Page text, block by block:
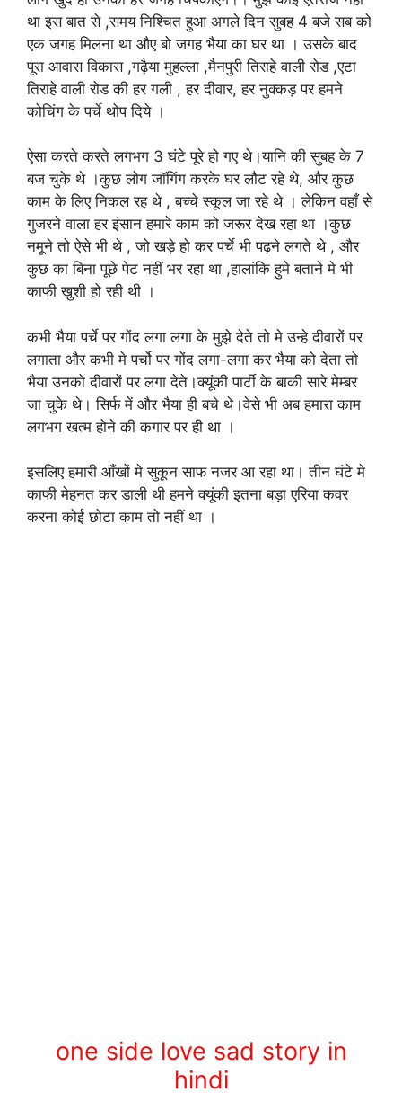
था इस बात से ,समय निश्चित हुआ अगले दिन सुबह 4 बजे सब को
एक जगह मिलना था औए बो जगह भैया का घर था । उसके बाद
पूरा आवास विकास ,गढ़ैया मुहल्ला ,मैनपुरी तिराहे वाली रोड ,एटा
तिराहे वाली रोड की हर गली , हर दीवार, हर नुक्कड़ पर हमने
कोचिंग के पर्चे थोप दिये ।
ऐसा करते करते लगभग 3 घंटे पूरे हो गए थे।यानि की सुबह के 7
बज चुके थे ।कुछ लोग जॉगिंग करके घर लौट रहे थे, और कुछ
काम के लिए निकल रह थे , बच्चे स्कूल जा रहे थे । लेकिन वहाँ से
गुजरने वाला हर इंसान हमारे काम को जरूर देख रहा था ।कुछ
नमूने तो ऐसे भी थे , जो खड़े हो कर पर्चे भी पढ़ने लगते थे , और
कुछ का बिना पूछे पेट नहीं भर रहा था ,हालांकि हुमे बताने मे भी
काफी खुशी हो रही थी ।
कभी भैया पर्चे पर गोंद लगा लगा के मुझे देते तो मे उन्हे दीवारों पर
लगाता और कभी मे पर्चो पर गोंद लगा-लगा कर भैया को देता तो
भैया उनको दीवारों पर लगा देते।क्यूंकी पार्टी के बाकी सारे मेम्बर
जा चुके थे। सिर्फ में और भैया ही बचे थे।वेसे भी अब हमारा काम
लगभग खत्म होने की कगार पर ही था ।
इसलिए हमारी आँखों मे सुकून साफ नजर आ रहा था। तीन घंटे मे
काफी मेहनत कर डाली थी हमने क्यूंकी इतना बड़ा एरिया कवर
करना कोई छोटा काम तो नहीं था ।
one side love sad story in
hindi